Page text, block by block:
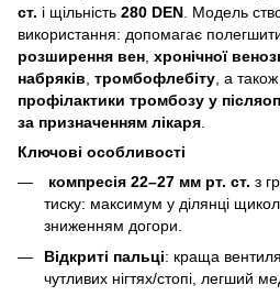
ст. і щільність 280 DEN . Модель
використання: допомагає
розширення вен хронічної
набряків тромбофлебіту , а
профілактики тромбозу у
за призначенням лікаря
Ключові особливості
компресія 22–27 мм рт. ст. з
тиску: максимум у ділянці
зниженням догори.
Відкриті пальці: краща
чутливих нігтях/стопі, легший